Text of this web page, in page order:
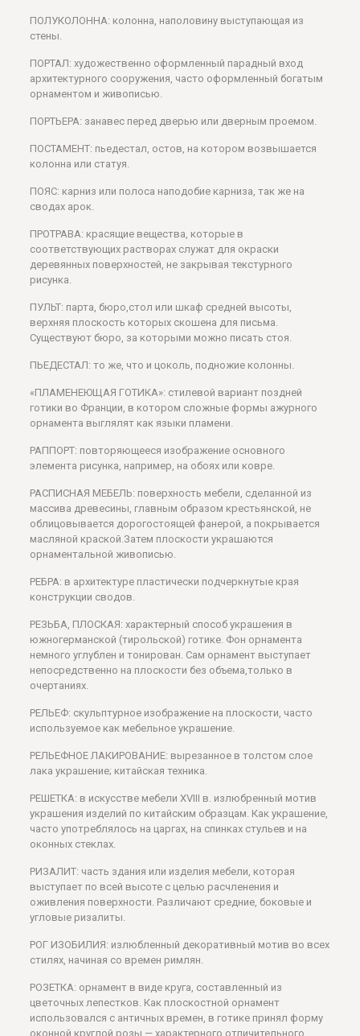
ПОЛУКОЛОННА: колонна, наполовину выступающая из
стены.
ПОРТАЛ: художественно оформленный парадный вход
архитектурного сооружения, часто оформленный богатым
орнаментом и живописью.
ПОРТЬЕРА: занавес перед дверью или дверным проемом.
ПОСТАМЕНТ: пьедестал, остов, на котором возвышается
колонна или статуя.
ПОЯС: карниз или полоса наподобие карниза, так же на
сводах арок.
ПРОТРАВА: красящие вещества, которые в
соответствующих растворах служат для окраски
деревянных поверхностей, не закрывая текстурного
рисунка.
ПУЛЬТ: парта, бюро,стол или шкаф средней высоты,
верхняя плоскость которых скошена для письма.
Существуют бюро, за которыми можно писать стоя.
ПЬЕДЕСТАЛ: то же, что и цоколь, подножие колонны.
«ПЛАМЕНЕЮЩАЯ ГОТИКА»: стилевой вариант поздней
готики во Франции, в котором сложные формы ажурного
орнамента выглялят как языки пламени.
РАППОРТ: повторяющееся изображение основного
элемента рисунка, например, на обоях или ковре.
РАСПИСНАЯ МЕБЕЛЬ: поверхность мебели, сделанной из
массива древесины, главным образом крестьянской, не
облицовывается дорогостоящей фанерой, а покрывается
масляной краской.Затем плоскости украшаются
орнаментальной живописью.
РЕБРА: в архитектуре пластически подчеркнутые края
конструкции сводов.
РЕЗЬБА, ПЛОСКАЯ: характерный способ украшения в
южногерманской (тирольской) готике. Фон орнамента
немного углублен и тонирован. Сам орнамент выступает
непосредственно на плоскости без объема,только в
очертаниях.
РЕЛЬЕФ: скульптурное изображение на плоскости, часто
используемое как мебельное украшение.
РЕЛЬЕФНОЕ ЛАКИРОВАНИЕ: вырезанное в толстом слое
лака украшение; китайская техника.
РЕШЕТКА: в искусстве мебели XVIII в. излюбренный мотив
украшения изделий по китайским образцам. Как украшение,
часто употреблялось на царгах, на спинках стульев и на
оконных стеклах.
РИЗАЛИТ: часть здания или изделия мебели, которая
выступает по всей высоте с целью расчленения и
оживления поверхности. Различают средние, боковые и
угловые ризалиты.
РОГ ИЗОБИЛИЯ: излюбленный декоративный мотив во всех
стилях, начиная со времен римлян.
РОЗЕТКА: орнамент в виде круга, составленный из
цветочных лепестков. Как плоскостной орнамент
использовался с античных времен, в готике принял форму
оконной круглой розы — характерного отличительного